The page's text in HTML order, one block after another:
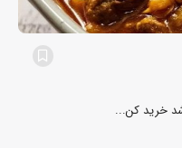
شد خرید کن...